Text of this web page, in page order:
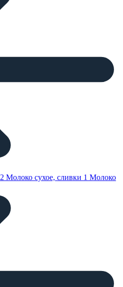
2 Молоко сухое, сливки 1 Молоко